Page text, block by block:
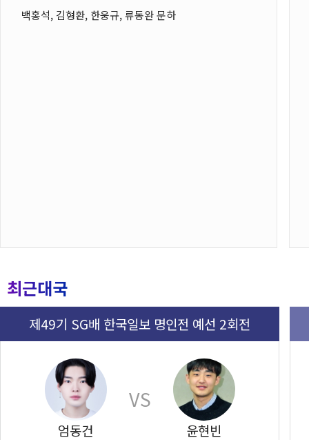
백홍석, 김형환, 한웅규, 류동완 문하
최근대국
제49기 SG배 한국일보 명인전 예선 2회전
엄동건
VS
윤현빈